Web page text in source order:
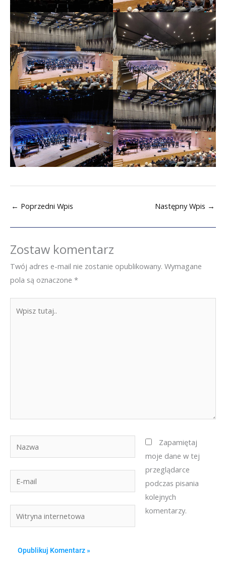
← Poprzedni Wpis Następny Wpis →
Zostaw komentarz
Twój adres e-mail nie zostanie opublikowany. Wymagane
pola są oznaczone *
tutaj..
mail
internetowa
Zapamiętaj
moje dane w tej
przeglądarce
podczas pisania
kolejnych
komentarzy.